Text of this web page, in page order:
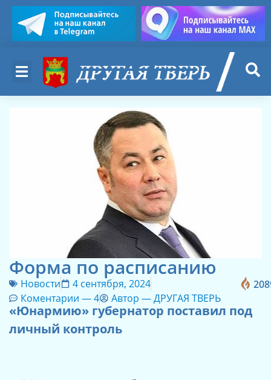
Форма по расписанию
Новости
4 сентября, 2024
Коментарии —4 Автор —ДРУГАЯ ТВЕРЬ
«Юнармию» губернатор поставил под
личный контроль